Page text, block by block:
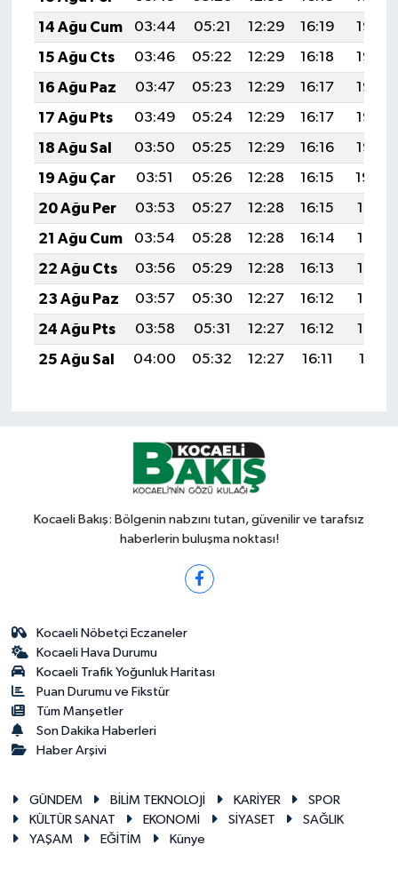
14 Ağu Cum
03:44 05:21 12:29 16:19
19:27
15 Ağu Cts
03:46 05:22 12:29 16:18
19:26
16 Ağu Paz
03:47 05:23 12:29 16:17
19:25
17 Ağu Pts
03:49 05:24 12:29 16:17
19:23
18 Ağu Sal
03:50 05:25 12:29 16:16
19:22
19 Ağu Çar
03:51 05:26 12:28 16:15
19:20
20 Ağu Per
03:53 05:27 12:28 16:15
19:19
21 Ağu Cum
03:54 05:28 12:28 16:14
19:17
22 Ağu Cts
03:56 05:29 12:28 16:13
19:16
23 Ağu Paz
03:57 05:30 12:27 16:12
19:14
24 Ağu Pts
03:58 05:31 12:27 16:12
19:13
25 Ağu Sal
04:00 05:32 12:27 16:11 19:11
Kocaeli Bakış: Bölgenin nabzını tutan, güvenilir ve tarafsız
haberlerin buluşma noktası!
Kocaeli Nöbetçi Eczaneler
Kocaeli Hava Durumu
Kocaeli Trafik Yoğunluk Haritası
Puan Durumu ve Fikstür
Tüm Manşetler
Son Dakika Haberleri
Haber Arşivi
GÜNDEM BİLİM TEKNOLOJİ KARİYER
SPOR
KÜLTÜR SANAT
EKONOMİ SİYASET
SAĞLIK
YAŞAM
EĞİTİM Künye